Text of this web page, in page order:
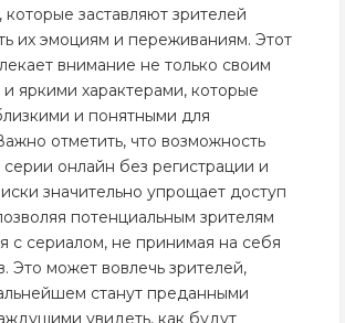
заставляют зрителей
их эмоциям и переживаниям. Этот
внимание не только своим
яркими характерами, которые
и понятными для
отметить, что возможность
онлайн без регистрации и
значительно упрощает доступ
потенциальным зрителям
с сериалом, не принимая на себя
Это может вовлечь зрителей,
станут преданными
увидеть, как будут